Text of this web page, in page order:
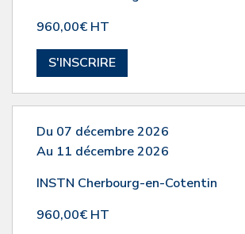
960,00€ HT
S'INSCRIRE
Du 07 décembre 2026
Au 11 décembre 2026
INSTN Cherbourg-en-Cotentin
960,00€ HT